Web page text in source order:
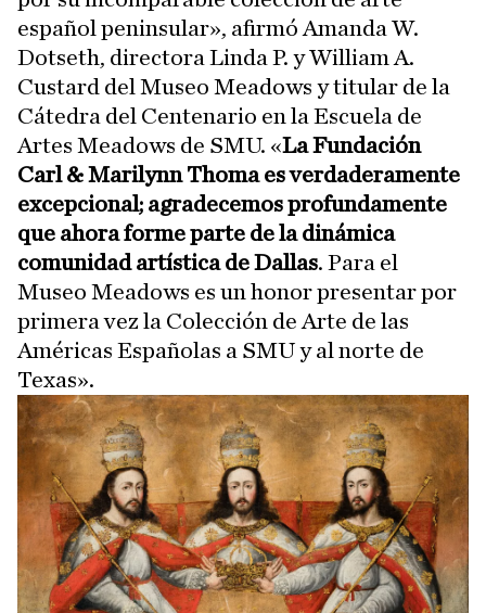
español peninsular», afirmó Amanda W.
Dotseth, directora Linda P. y William A.
Custard del Museo Meadows y titular de la
Cátedra del Centenario en la Escuela de
Artes Meadows de SMU. «La Fundación
Carl & Marilynn Thoma es verdaderamente
excepcional; agradecemos profundamente
que ahora forme parte de la dinámica
comunidad artística de Dallas. Para el
Museo Meadows es un honor presentar por
primera vez la Colección de Arte de las
Américas Españolas a SMU y al norte de
Texas».